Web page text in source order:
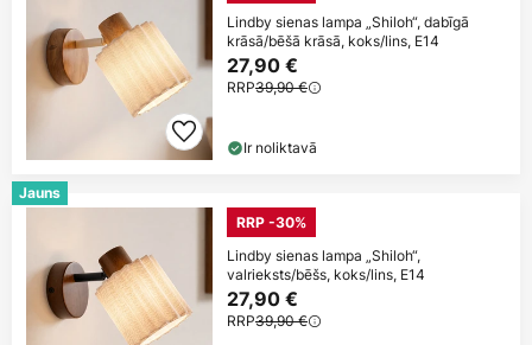
Lindby sienas lampa „Shiloh“, dabīgā
krāsā/bēšā krāsā, koks/lins, E14
27,90 €
RRP39,90 €
Ir noliktavā
Jauns
RRP -30%
Lindby sienas lampa „Shiloh“,
valrieksts/bēšs, koks/lins, E14
27,90 €
RRP39,90 €